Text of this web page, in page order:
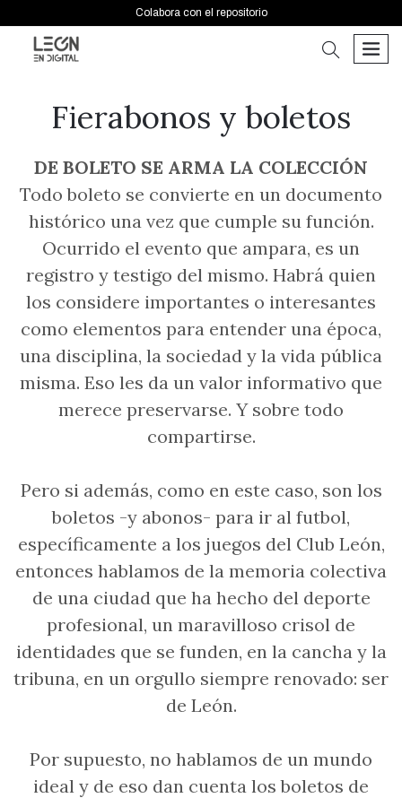
Colabora con el repositorio
buscar
Fierabonos y boletos
DE BOLETO SE ARMA LA COLECCIÓN
Todo boleto se convierte en un documento
histórico una vez que cumple su función.
Ocurrido el evento que ampara, es un
registro y testigo del mismo. Habrá quien
los considere importantes o interesantes
como elementos para entender una época,
una disciplina, la sociedad y la vida pública
misma. Eso les da un valor informativo que
merece preservarse. Y sobre todo
compartirse.
Pero si además, como en este caso, son los
boletos -y abonos- para ir al futbol,
específicamente a los juegos del Club León,
entonces hablamos de la memoria colectiva
de una ciudad que ha hecho del deporte
profesional, un maravilloso crisol de
identidades que se funden, en la cancha y la
tribuna, en un orgullo siempre renovado: ser
de León.
Por supuesto, no hablamos de un mundo
ideal y de eso dan cuenta los boletos de